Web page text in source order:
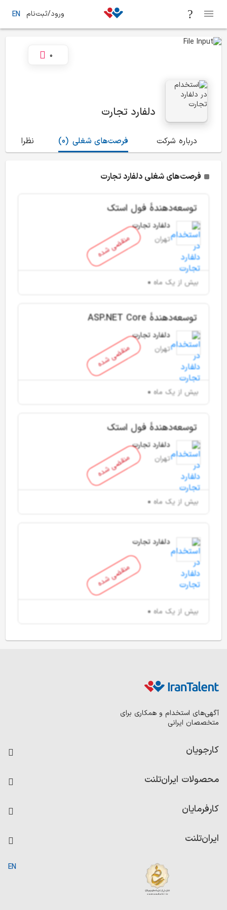
ورود/ثبت‌نام EN
دلفارد تجارت
0
درباره شرکت (0) فرصت‌های شغلی نظرات
فرصت‌های شغلی دلفارد تجارت
منقضی شده
توسعه‌دهندۀ فول استک
دلفارد تجارت
تهران
بیش از یک ماه
منقضی شده
توسعه‌دهندۀ ASP.NET Core
دلفارد تجارت
تهران
بیش از یک ماه
منقضی شده
توسعه‌دهندۀ فول استک
دلفارد تجارت
تهران
بیش از یک ماه
منقضی شده
دلفارد تجارت
بیش از یک ماه
آگهی‌های استخدام و همکاری برای
متخصصان ایرانی
کارجویان
رزومه ساز
امتیاز شرکت‌ها
محصولات ایران‌تلنت
کاردیکس
کارفرمایان
ایران‌تلنت
EN